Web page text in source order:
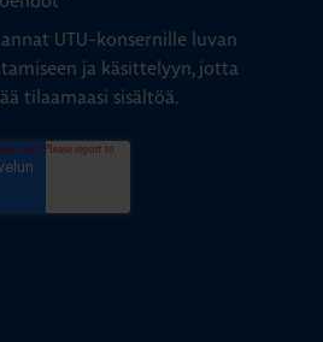
UTU-konsernille luvan
ja käsittelyyn, jotta
tilaamaasi sisältöä.